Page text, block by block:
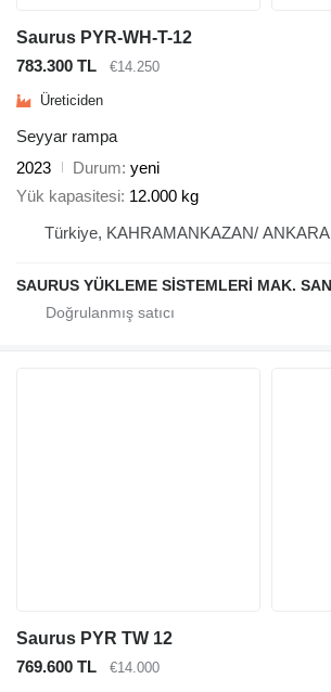
Saurus PYR-WH-T-12
783.300 TL
€14.250
Üreticiden
Seyyar rampa
2023
Durum yeni
Yük kapasitesi 12.000 kg
Türkiye, KAHRAMANKAZAN/ ANKARA
Saurus PYR TW 12
769.600 TL
€14.000